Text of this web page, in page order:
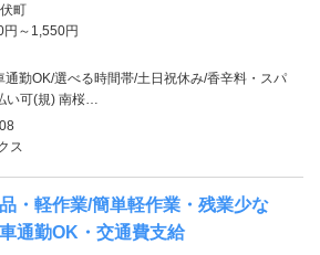
町
円～1,550円
通勤OK/選べる時間帯/土日祝休み/香辛料・スパ
い可(規) 南桜…
ス
・軽作業/簡単軽作業・残業少な
通勤OK・交通費支給